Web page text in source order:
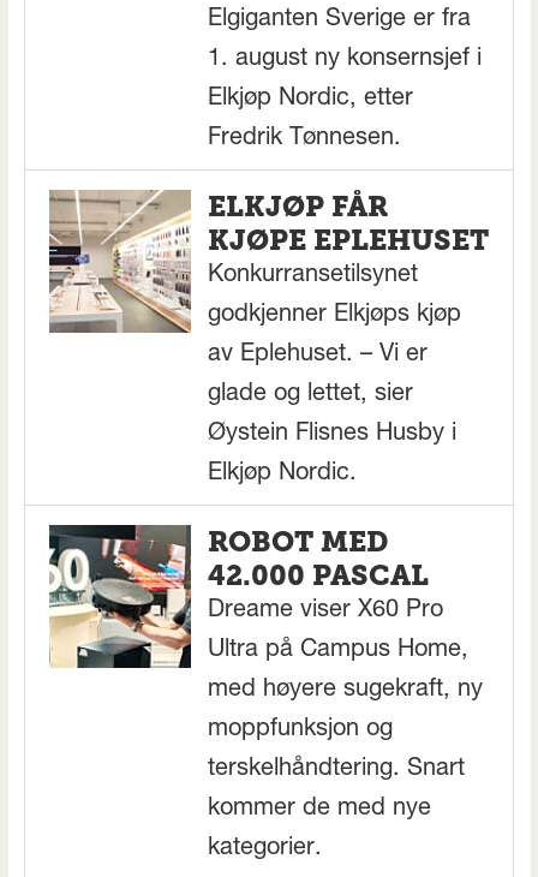
Elgiganten Sverige er fra
1. august ny konsernsjef i
Elkjøp Nordic, etter
Fredrik Tønnesen.
ELKJØP FÅR
KJØPE EPLEHUSET
Konkurransetilsynet
godkjenner Elkjøps kjøp
av Eplehuset. – Vi er
glade og lettet, sier
Øystein Flisnes Husby i
Elkjøp Nordic.
ROBOT MED
42.000 PASCAL
Dreame viser X60 Pro
Ultra på Campus Home,
med høyere sugekraft, ny
moppfunksjon og
terskelhåndtering. Snart
kommer de med nye
kategorier.